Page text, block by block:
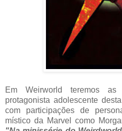
Em Weirworld teremos
protagonista adolescente
com participações de
místico da Marvel como